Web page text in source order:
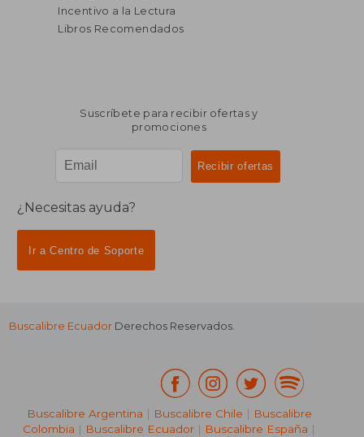
Incentivo a la Lectura
Libros Recomendados
Suscríbete para recibir ofertas y
promociones
¿Necesitas ayuda?
Ir a Centro de Soporte
Buscalibre Ecuador Derechos Reservados.
Buscalibre Argentina | Buscalibre Chile | Buscalibre
Colombia | Buscalibre Ecuador | Buscalibre España |